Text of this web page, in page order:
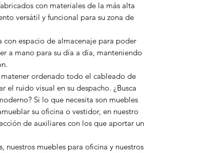
con materiales de la más alta
versátil y funcional para su zona de
con espacio de almacenaje para poder
a mano para su día a día, manteniendo
ordenado todo el cableado de
el ruido visual en su despacho. ¿Busca
Si lo que necesita son muebles
su oficina o vestidor, en nuestro
de auxiliares con los que aportar un
nuestros muebles para oficina y nuestros